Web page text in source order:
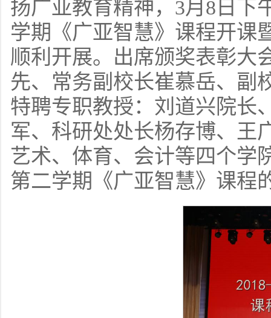
扬广亚教育精神，3月8日下
学期《广亚智慧》课程开课
顺利开展。出席颁奖表彰大
先、常务副校长崔慕岳、副
特聘专职教授：刘道兴院长
军、科研处处长杨存博、王
艺术、体育、会计等四个学
第二学期《广亚智慧》课程